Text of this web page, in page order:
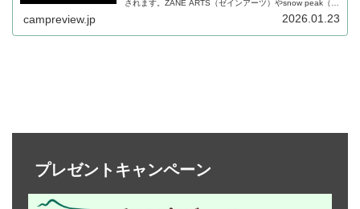
されます。ZANE ARTS（ゼインアーツ）やsnow peak（ス
campreview.jp 2026.01.23
プレゼントキャンペーン